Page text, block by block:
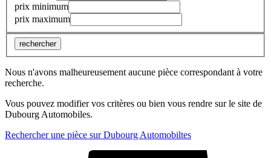
prix minimum
prix maximum
rechercher
Nous n'avons malheureusement aucune pièce correspondant à votre
recherche.
Vous pouvez modifier vos critères ou bien vous rendre sur le site de
Dubourg Automobiles.
Rechercher une pièce sur Dubourg Automobiltes